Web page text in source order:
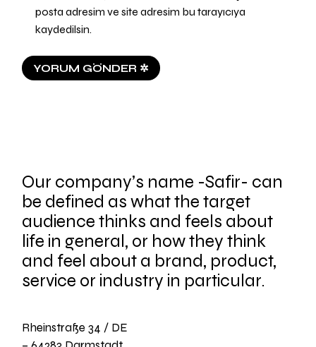
posta adresim ve site adresim bu tarayıcıya
kaydedilsin.
YORUM GÖNDER ✲
Our company’s name -Safir- can
be defined as what the target
audience thinks and feels about
life in general, or how they think
and feel about a brand, product,
service or industry in particular.
Rheinstraße 34 / DE